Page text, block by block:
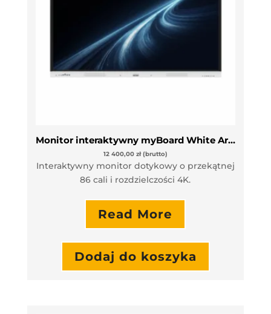
Monitor interaktywny myBoard White Arrow 86” VAT 0%
12 400,00 zł (brutto)
Interaktywny monitor dotykowy o przekątnej
86 cali i rozdzielczości 4K.
Read More
Dodaj do koszyka